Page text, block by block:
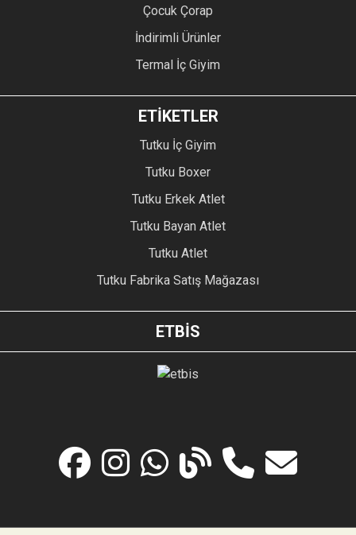
Çocuk Çorap
İndirimli Ürünler
Termal İç Giyim
ETİKETLER
Tutku İç Giyim
Tutku Boxer
Tutku Erkek Atlet
Tutku Bayan Atlet
Tutku Atlet
Tutku Fabrika Satış Mağazası
ETBİS